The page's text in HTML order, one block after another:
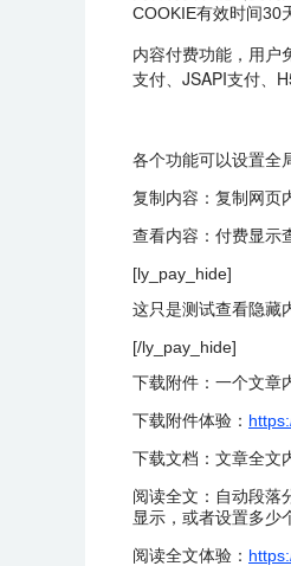
COOKIE有效时间30
内容付费功能，用户
支付、JSAPI支付、
各个功能可以设置全
复制内容：复制网页
查看内容：付费显示
[ly_pay_hide]
这只是测试查看隐藏
[/ly_pay_hide]
下载附件：一个文章
下载附件体验：
下载文档：文章全文
阅读全文：自动段落
显示，或者设置多少
阅读全文体验：